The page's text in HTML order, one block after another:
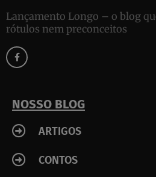
Lançamento Longo – o blog
rótulos nem preconceitos
a
c
e
k
-
NOSSO BLOG
ARTIGOS
CONTOS